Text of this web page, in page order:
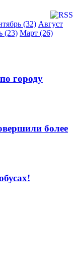
(32) Август
(23) Март (26)
городу
более